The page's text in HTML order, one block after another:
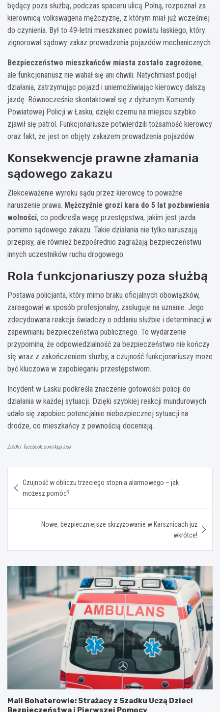
będący poza służbą, podczas spaceru ulicą Polną, rozpoznał za
kierownicą volkswagena mężczyznę, z którym miał już wcześniej
do czynienia. Był to 49-letni mieszkaniec powiatu łaskiego, który
zignorował sądowy zakaz prowadzenia pojazdów mechanicznych.
Bezpieczeństwo mieszkańców miasta zostało zagrożone,
ale funkcjonariusz nie wahał się ani chwili. Natychmiast podjął
działania, zatrzymując pojazd i uniemożliwiając kierowcy dalszą
jazdę. Równocześnie skontaktował się z dyżurnym Komendy
Powiatowej Policji w Łasku, dzięki czemu na miejscu szybko
zjawił się patrol. Funkcjonariusze potwierdzili tożsamość kierowcy
oraz fakt, że jest on objęty zakazem prowadzenia pojazdów.
Konsekwencje prawne złamania
sądowego zakazu
Zlekceważenie wyroku sądu przez kierowcę to poważne
naruszenie prawa. Mężczyźnie grozi kara do 5 lat pozbawienia
wolności, co podkreśla wagę przestępstwa, jakim jest jazda
pomimo sądowego zakazu. Takie działania nie tylko naruszają
przepisy, ale również bezpośrednio zagrażają bezpieczeństwu
innych uczestników ruchu drogowego.
Rola funkcjonariuszy poza służbą
Postawa policjanta, który mimo braku oficjalnych obowiązków,
zareagował w sposób profesjonalny, zasługuje na uznanie. Jego
zdecydowana reakcja świadczy o oddaniu służbie i determinacji w
zapewnianiu bezpieczeństwa publicznego. To wydarzenie
przypomina, że odpowiedzialność za bezpieczeństwo nie kończy
się wraz z zakończeniem służby, a czujność funkcjonariuszy może
być kluczowa w zapobieganiu przestępstwom.
Incydent w Łasku podkreśla znaczenie gotowości policji do
działania w każdej sytuacji. Dzięki szybkiej reakcji mundurowych
udało się zapobiec potencjalnie niebezpiecznej sytuacji na
drodze, co mieszkańcy z pewnością doceniają.
Źródło: facebook.com/kpp.lask
wpisu
Czujność w obliczu trzeciego stopnia alarmowego – jak
możesz pomóc?
Nowe, bezpieczniejsze skrzyżowanie w Karsznicach już
wkrótce!
Mali Bohaterowie: Strażacy z Szadku Uczą Dzieci
Bezpieczeństwa i Pierwszej Pomocy